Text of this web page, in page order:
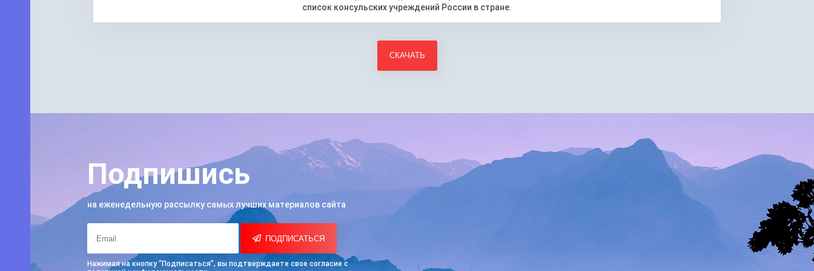
список консульских учреждений России в стране.
Подпишись
на еженедельную рассылку самых лучших материалов сайта
ПОДПИСАТЬСЯ
Нажимая на кнопку “Подписаться”, вы подтверждаете свое согласие с